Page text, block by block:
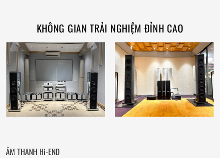
KHÔNG GIAN TRẢI NGHIỆM ĐỈNH CAO
ÂM THANH Hi-END